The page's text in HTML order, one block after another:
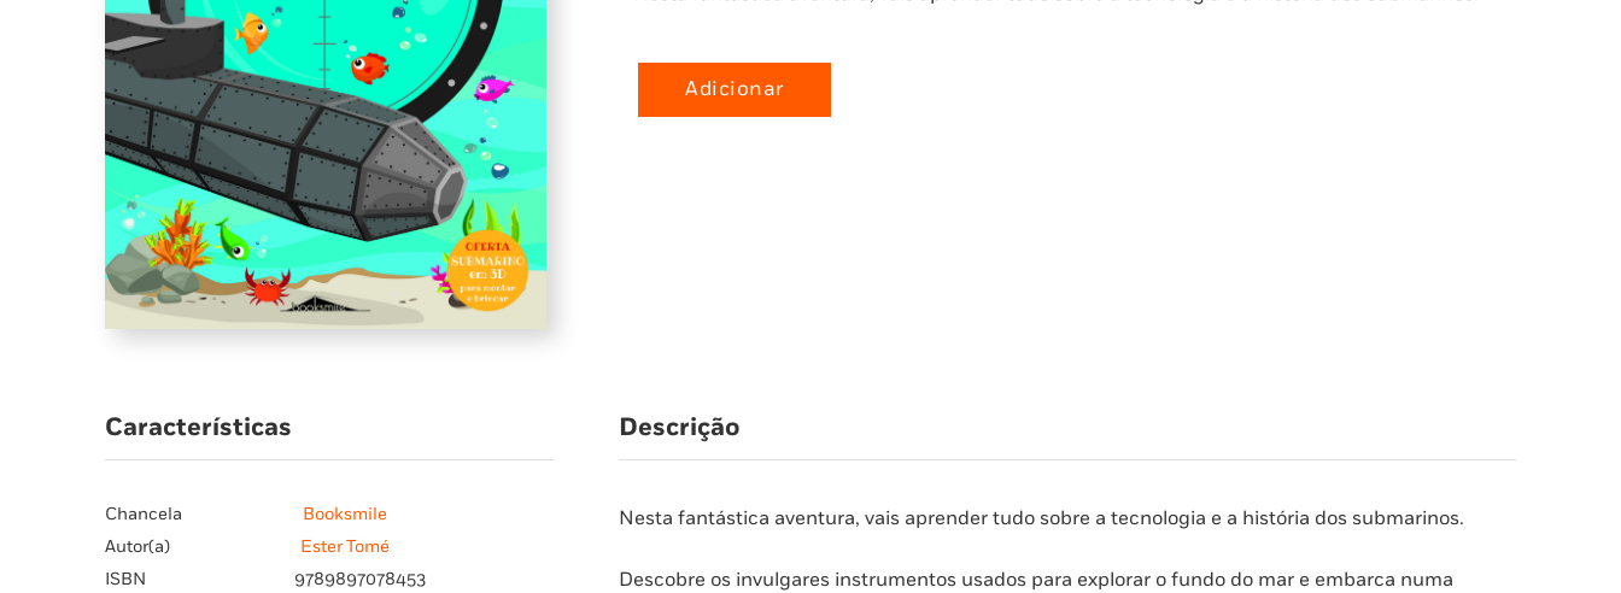
Quantidade
Adicionar
Características
Chancela
Booksmile
Autor(a)
Ester Tomé
ISBN
9789897078453
Descrição
Nesta fantástica aventura, vais aprender tudo sobre a tecnologia e a história dos submarinos.
Descobre os invulgares instrumentos usados para explorar o fundo do mar e embarca numa